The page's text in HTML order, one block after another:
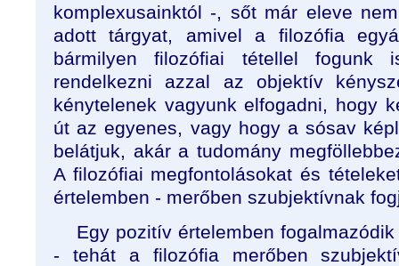
komplexusainktól -, sőt már eleve
adott tárgyat, amivel a filozófia
bármilyen filozófiai tétellel
rendelkezni azzal az objektív
kénytelenek vagyunk elfogadni, hogy
út az egyenes, vagy hogy a sósav
belátjuk, akár a tudomány
A filozófiai megfontolásokat és
értelemben - merőben szubjektívnak
Egy pozitív értelemben
- tehát a filozófia merőben